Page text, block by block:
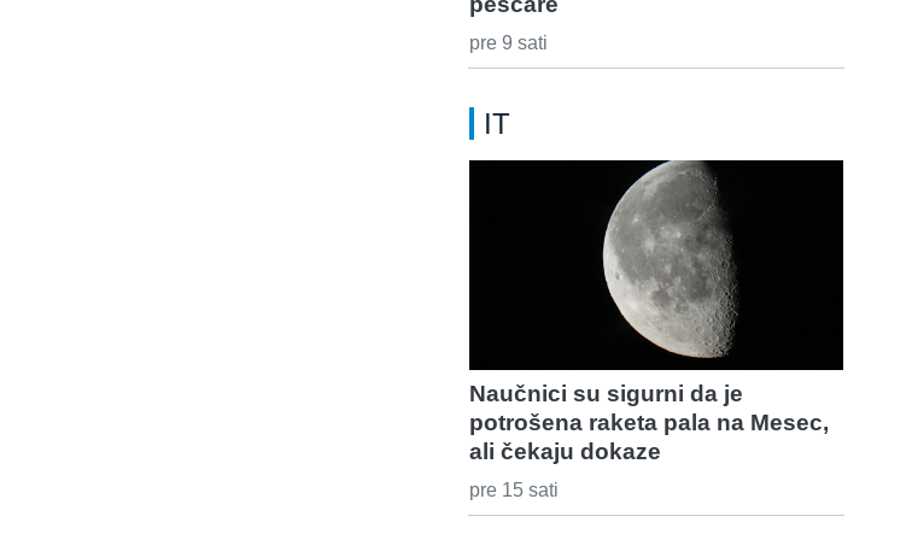
pre 9 sati
IT
Naučnici su sigurni da je
potrošena raketa pala na Mesec,
ali čekaju dokaze
pre 15 sati